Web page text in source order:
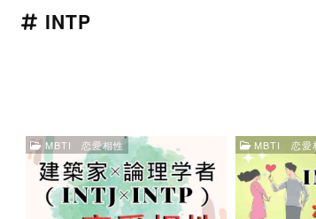
INTP
MBTI 恋愛相性 MBTI 恋愛